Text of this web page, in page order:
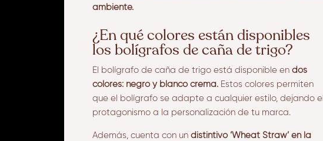
ambiente.
¿En qué colores están disponibles
los bolígrafos de caña de trigo?
El bolígrafo de caña de trigo está disponible en dos
colores: negro y blanco crema.Estos colores permiten
que el bolígrafo se adapte a cualquier estilo, dejando el
protagonismo a la personalización de tu marca.
Además, cuenta con un distintivo ‘Wheat Straw’ en la